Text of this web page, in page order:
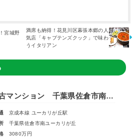
宮城野
満席も納得！花見川区幕張本郷の人
気店「キャプテンズクック」で味わ
うイタリアン
中古マンション 千葉県佐倉市南ユーカリが丘
京成本線 ユーカリが丘駅
千葉県佐倉市南ユーカリが丘
3080万円